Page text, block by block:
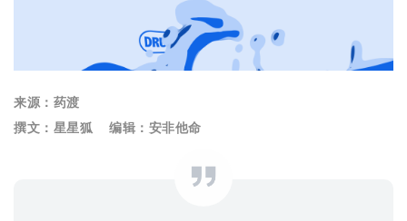
来源：药渡
撰文：星星狐 编辑：安非他命